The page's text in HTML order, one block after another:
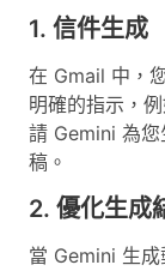
1. 信件生成
在 Gmail 中，
明確的指示，
請 Gemini 為您
稿。
2. 優化生成
當 Gemini 生